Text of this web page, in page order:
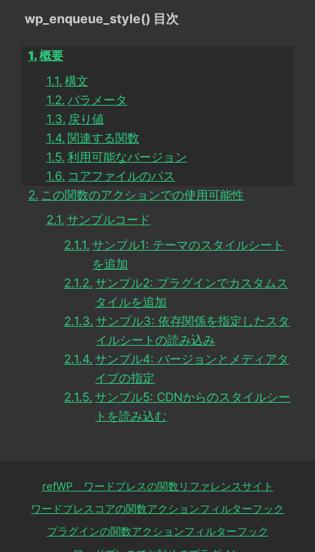
wp_enqueue_style() 目次
概要
構文
パラメータ
戻り値
関連する関数
利用可能なバージョン
コアファイルのパス
この関数のアクションでの使用可能性
サンプルコード
サンプル1: テーマのスタイルシート
を追加
サンプル2: プラグインでカスタムス
タイルを追加
サンプル3: 依存関係を指定したスタ
イルシートの読み込み
サンプル4: バージョンとメディアタ
イプの指定
サンプル5: CDNからのスタイルシー
トを読み込む
refWP ワードプレスの関数リファレンスサイト
ワードプレスコアの関数アクションフィルターフック
プラグインの関数アクションフィルターフック